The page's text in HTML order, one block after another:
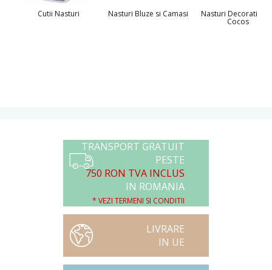
Cutii Nasturi Nasturi Bluze si Camasi Nasturi Decorativi
Cocos
TRANSPORT GRATUIT
PESTE
750 RON TVA INCLUS
IN ROMANIA
* VEZI TERMENI SI CONDITII
LIVRARE
IN UE